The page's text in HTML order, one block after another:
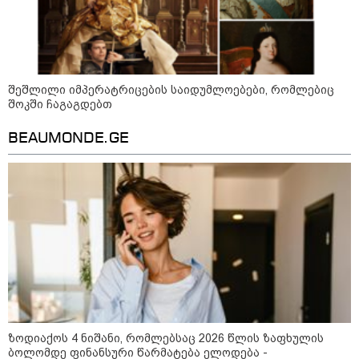
დახრჩობას
კატეგორიის ყველა სიახლე
"უნდა დაგვხვრიტოთ? - არა,
თქვენი დახვრეტა რაში გვაწყობს,
გუდაუთაში ქართველ ტყვეებში
უნდა გადაგცვალოთ..."
როდის დაიწყო რეალურად
საქართველო-რუსეთის ომი და
მთავარი შეცდომა, რომელიც
საბედისწერო გამოდგა
შეშლილი იმპერატრიცების საიდუმლოებები, რომლებიც
შოკში ჩაგაგდებთ
BEAUMONDE.GE
ზოდიაქოს 4 ნიშანი, რომლებსაც 2026 წლის ზაფხულის
ბოლომდე ფინანსური წარმატება ელოდება -